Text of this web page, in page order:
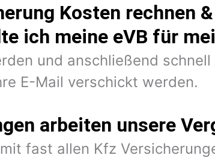
Kosten rechnen
ich meine eVB für
und anschließend
E-Mail verschickt werden.
arbeiten unsere
fast allen Kfz